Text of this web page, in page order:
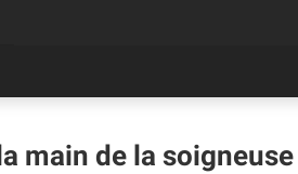
main de la